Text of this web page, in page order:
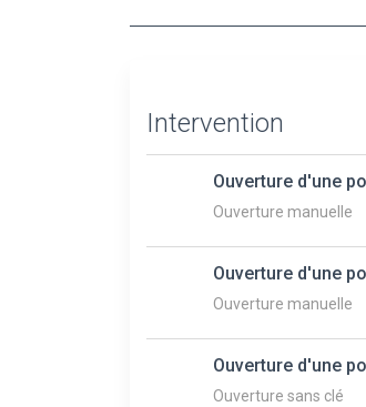
Intervention
Ouverture d'une
Ouverture manuelle
Ouverture d'une
Ouverture manuelle
Ouverture d'une
Ouverture sans clé